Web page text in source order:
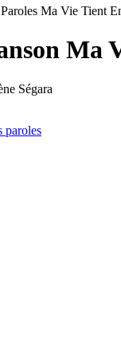
Paroles Ma Vie Tient
Ma
Ségara
paroles